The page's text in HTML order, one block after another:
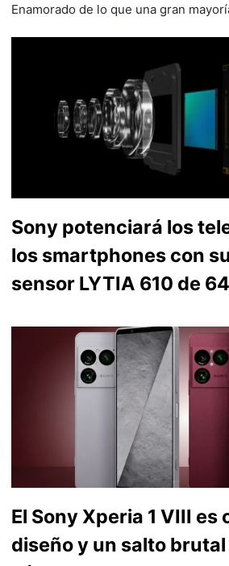
Enamorado de lo que una gran
Sony potenciará los
los smartphones con
sensor LYTIA 610 de
El Sony Xperia 1 VIII
diseño y un salto